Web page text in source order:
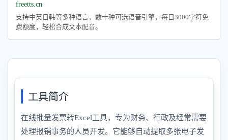
freetts.cn
支持中英日韩等多种语言，数十种可选语音引擎，每日3000字符免
费额度，轻松合成文本配音。
工具简介
在线批量发票转Excel工具，专为财务、行政及经常需要
处理报销事务的人员开发。它能够自动提取多张电子发